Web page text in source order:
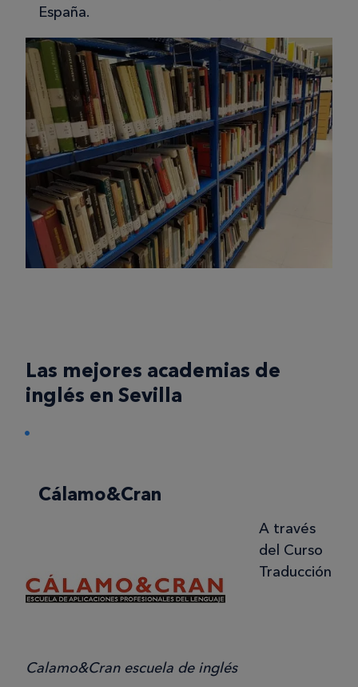
España.
Las mejores academias de
inglés en Sevilla
Cálamo&Cran
Calamo&Cran escuela de inglés
A través
del Curso
Traducción